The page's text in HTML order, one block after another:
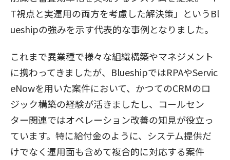
T視点と実運用の両方を考慮した解決策」というBl
ueshipの強みを示す代表的な事例となりました。
これまで異業種で様々な組織構築やマネジメント
に携わってきましたが、BlueshipではRPAやServic
eNowを用いた案件において、かつてのCRMのロ
ジック構築の経験が活きましたし、コールセン
ター関連ではオペレーション改善の知見が役立っ
ています。特に給付金のように、システム提供だ
けでなく運用面も含めて複合的に対応する案件